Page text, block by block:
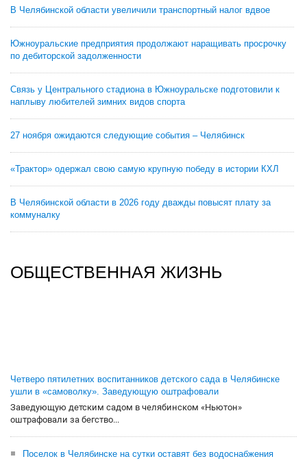
В Челябинской области увеличили транспортный налог вдвое
Южноуральские предприятия продолжают наращивать просрочку
по дебиторской задолженности
Связь у Центрального стадиона в Южноуральске подготовили к
наплыву любителей зимних видов спорта
27 ноября ожидаются следующие события – Челябинск
«Трактор» одержал свою самую крупную победу в истории КХЛ
В Челябинской области в 2026 году дважды повысят плату за
коммуналку
ОБЩЕСТВЕННАЯ ЖИЗНЬ
Четверо пятилетних воспитанников детского сада в Челябинске
ушли в «самоволку». Заведующую оштрафовали
Заведующую детским садом в челябинском «Ньютон»
оштрафовали за бегство...
Поселок в Челябинске на сутки оставят без водоснабжения